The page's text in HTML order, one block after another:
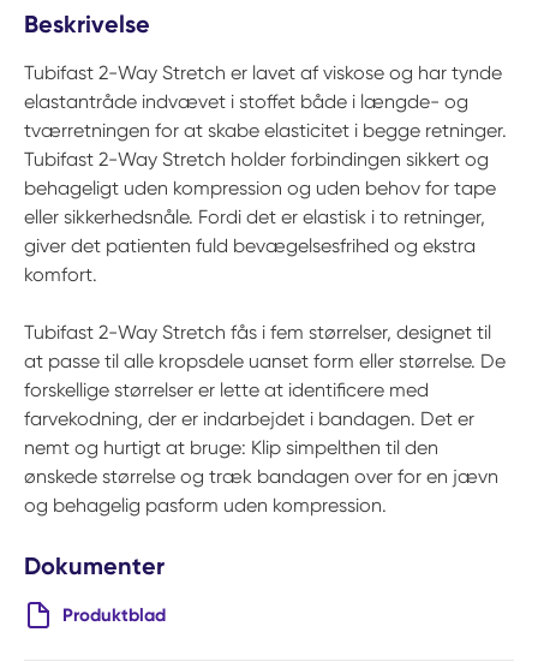
Beskrivelse
Tubifast 2-Way Stretch er lavet af viskose og har tynde
elastantråde indvævet i stoffet både i længde- og
tværretningen for at skabe elasticitet i begge retninger.
Tubifast 2-Way Stretch holder forbindingen sikkert og
behageligt uden kompression og uden behov for tape
eller sikkerhedsnåle. Fordi det er elastisk i to retninger,
giver det patienten fuld bevægelsesfrihed og ekstra
komfort.
Tubifast 2-Way Stretch fås i fem størrelser, designet til
at passe til alle kropsdele uanset form eller størrelse. De
forskellige størrelser er lette at identificere med
farvekodning, der er indarbejdet i bandagen. Det er
nemt og hurtigt at bruge: Klip simpelthen til den
ønskede størrelse og træk bandagen over for en jævn
og behagelig pasform uden kompression.
Dokumenter
Produktblad